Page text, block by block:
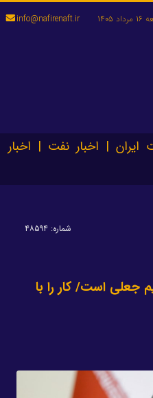
1405
info@nafirenaft.ir
| اخبار نفت | اخبار
شماره: ۴۸۵۹۴
جعلی است/ کار را با